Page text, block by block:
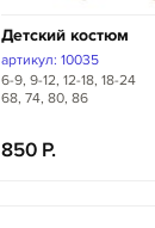
Детский костюм
артикул: 10035
6-9, 9-12, 12-18, 18-24
68, 74, 80, 86
850